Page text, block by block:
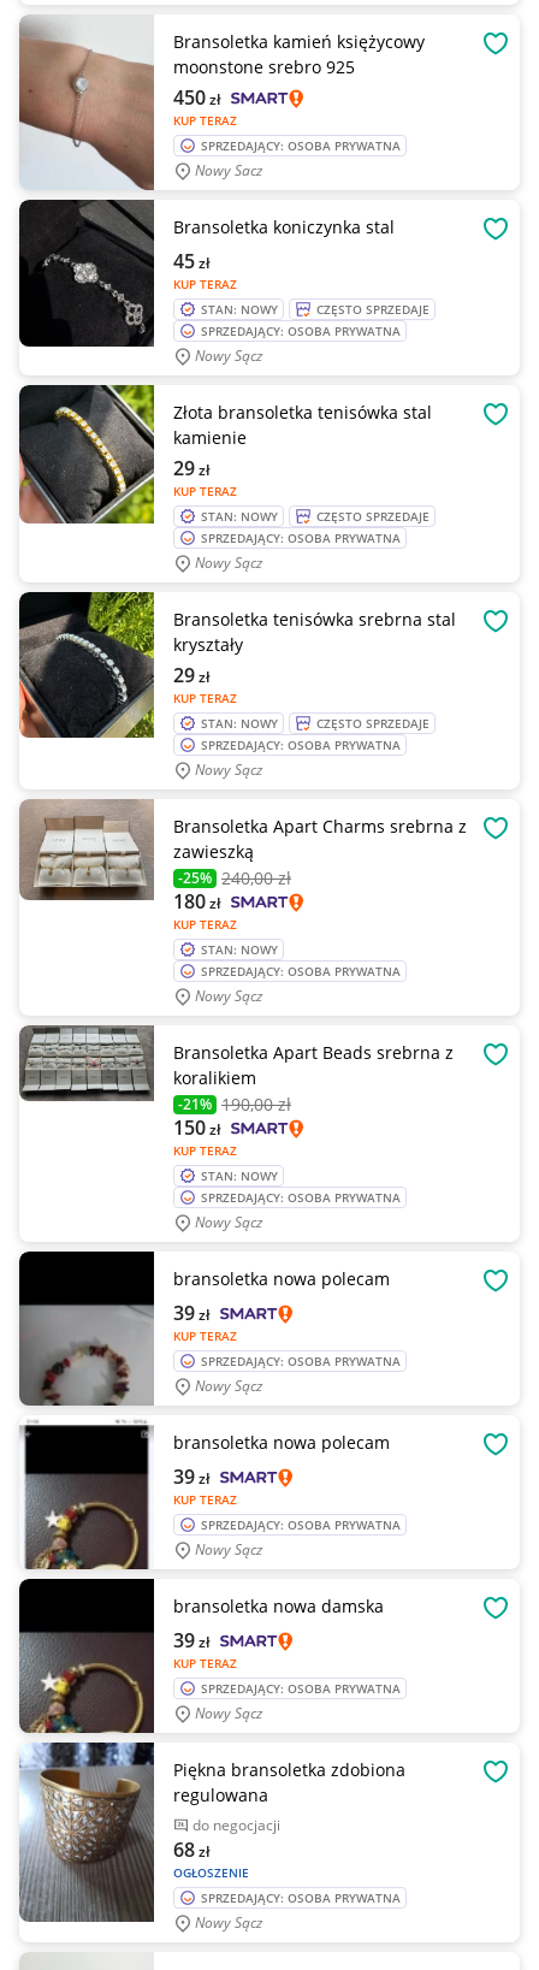
Bransoletka kamień księżycowy
moonstone srebro 925
KUP TERAZ
450zł
SPRZEDAJĄCY: OSOBA PRYWATNA
Nowy Sacz
Bransoletka koniczynka stal
KUP TERAZ
45zł
STAN: NOWY
CZĘSTO SPRZEDAJE
SPRZEDAJĄCY: OSOBA PRYWATNA
Nowy Sącz
Złota bransoletka tenisówka stal
kamienie
KUP TERAZ
29zł
STAN: NOWY
CZĘSTO SPRZEDAJE
SPRZEDAJĄCY: OSOBA PRYWATNA
Nowy Sącz
Bransoletka tenisówka srebrna stal
kryształy
KUP TERAZ
29zł
STAN: NOWY
CZĘSTO SPRZEDAJE
SPRZEDAJĄCY: OSOBA PRYWATNA
Nowy Sącz
Bransoletka Apart Charms srebrna z
zawieszką
-25% 240,00 zł
KUP TERAZ
180zł
STAN: NOWY
SPRZEDAJĄCY: OSOBA PRYWATNA
Nowy Sącz
Bransoletka Apart Beads srebrna z
koralikiem
-21% 190,00 zł
KUP TERAZ
150zł
STAN: NOWY
SPRZEDAJĄCY: OSOBA PRYWATNA
Nowy Sącz
bransoletka nowa polecam
KUP TERAZ
39zł
SPRZEDAJĄCY: OSOBA PRYWATNA
Nowy Sącz
bransoletka nowa polecam
KUP TERAZ
39zł
SPRZEDAJĄCY: OSOBA PRYWATNA
Nowy Sącz
bransoletka nowa damska
KUP TERAZ
39zł
SPRZEDAJĄCY: OSOBA PRYWATNA
Nowy Sącz
Piękna bransoletka zdobiona
regulowana
do negocjacji
OGŁOSZENIE
68zł
SPRZEDAJĄCY: OSOBA PRYWATNA
Nowy Sącz